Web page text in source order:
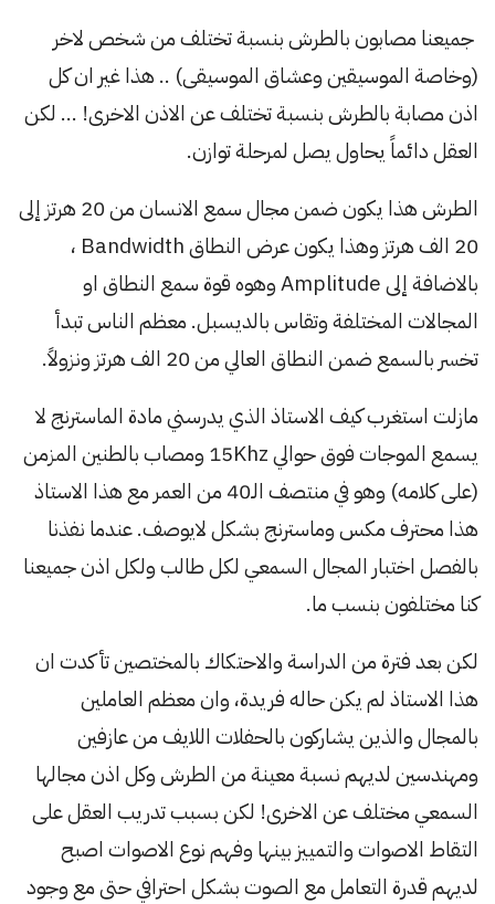
جميعنا مصابون بالطرش بنسبة تختلف من شخص لاخر
(وخاصة الموسيقين وعشاق الموسيقى) .. هذا غير ان كل
اذن مصابة بالطرش بنسبة تختلف عن الاذن الاخرى! … لكن
العقل دائماً يحاول يصل لمرحلة توازن.
الطرش هذا يكون ضمن مجال سمع الانسان من 20 هرتز إلى
20 الف هرتز وهذا يكون عرض النطاق Bandwidth ،
بالاضافة إلى Amplitude وهوه قوة سمع النطاق او
المجالات المختلفة وتقاس بالديسبل. معظم الناس تبدأ
تخسر بالسمع ضمن النطاق العالي من 20 الف هرتز ونزولاً.
مازلت استغرب كيف الاستاذ الذي يدرسني مادة الماسترنج لا
يسمع الموجات فوق حوالي 15Khz ومصاب بالطنين المزمن
(على كلامه) وهو في منتصف الـ40 من العمر مع هذا الاستاذ
هذا محترف مكس وماسترنج بشكل لايوصف. عندما نفذنا
بالفصل اختبار المجال السمعي لكل طالب ولكل اذن جميعنا
كنا مختلفون بنسب ما.
لكن بعد فترة من الدراسة والاحتكاك بالمختصين تأكدت ان
هذا الاستاذ لم يكن حاله فريدة، وان معظم العاملين
بالمجال والذين يشاركون بالحفلات اللايف من عازفين
ومهندسين لديهم نسبة معينة من الطرش وكل اذن مجالها
السمعي مختلف عن الاخرى! لكن بسبب تدريب العقل على
التقاط الاصوات والتمييز بينها وفهم نوع الاصوات اصبح
لديهم قدرة التعامل مع الصوت بشكل احترافي حتى مع وجود